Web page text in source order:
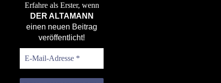
Erfahre als Erster, wenn
DER ALTAMANN
einen neuen Beitrag
veröffentlicht!